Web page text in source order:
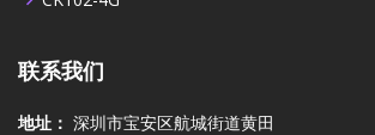
联系我们
地址： 深圳市宝安区航城街道黄田